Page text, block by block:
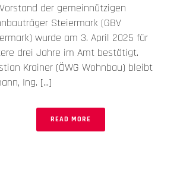
der gemeinnützigen
Steiermark (GBV
wurde am 3. April 2025 für
drei Jahre im Amt bestätigt.
Krainer (ÖWG Wohnbau) bleibt
Ing. [...]
READ MORE